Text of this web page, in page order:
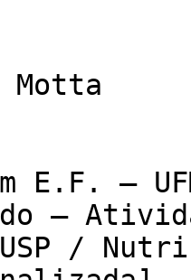
Motta
E.F. –
–
/